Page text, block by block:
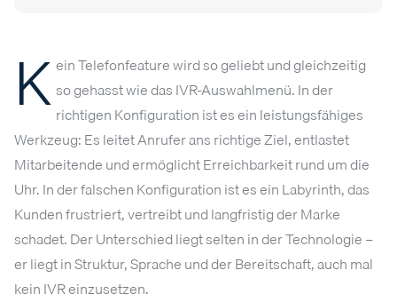
K ein Telefonfeature wird so geliebt und gleichzeitig
so gehasst wie das IVR-Auswahlmenü. In der
richtigen Konfiguration ist es ein leistungsfähiges
Werkzeug: Es leitet Anrufer ans richtige Ziel, entlastet
Mitarbeitende und ermöglicht Erreichbarkeit rund um die
Uhr. In der falschen Konfiguration ist es ein Labyrinth, das
Kunden frustriert, vertreibt und langfristig der Marke
schadet. Der Unterschied liegt selten in der Technologie –
er liegt in Struktur, Sprache und der Bereitschaft, auch mal
kein IVR einzusetzen.